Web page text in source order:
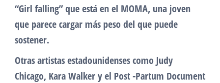
“Girl falling” que está en el MOMA, una joven
que parece cargar más peso del que puede
sostener.
Otras artistas estadounidenses como Judy
Chicago, Kara Walker y el Post -Partum Document